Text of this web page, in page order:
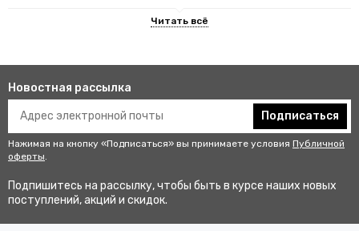
изделий
Гарантируют улучшенную видимость человека и его
безопасность на рабочем месте. В результате этого
снижается риск аварии и получения травмы.
Не мешаются во время выполнения профессиональных
Соответствуют стандартам качества, так как проходят
Новостная рассылка
Подписаться
Нажимая на кнопку «Подписаться» вы принимаете условия Публичной
оферты.
Подпишитесь на рассылку, чтобы быть в курсе наших новых
поступлений, акций и скидок.